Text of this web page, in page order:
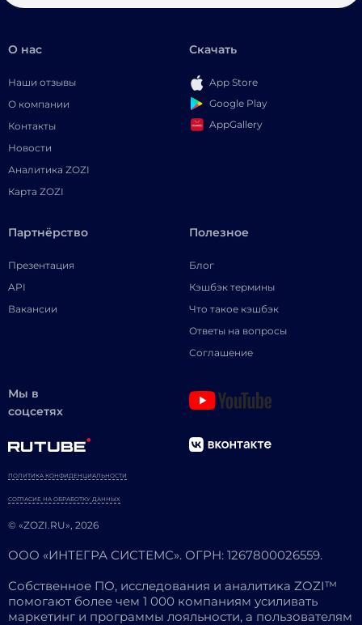
О нас
Наши отзывы
О компании
Контакты
Новости
Аналитика ZOZI
Карта ZOZI
Скачать
App Store
Google Play
AppGallery
Партнёрство
Презентация
API
Вакансии
Полезное
Блог
Кэшбэк термины
Что такое кэшбэк
Ответы на вопросы
Соглашение
Мы в
соцсетях
© «ZOZI.RU», 2026
ПОЛИТИКА КОНФИДЕНЦИАЛЬНОСТИ
СОГЛАСИЕ НА ОБРАБОТКУ ДАННЫХ
ООО «ИНТЕГРА СИСТЕМС». ОГРН: 1267800026559.
Собственное ПО, исследования и аналитика ZOZI™
помогают более чем 1 000 компаниям усиливать
маркетинг и программы лояльности, а пользователям